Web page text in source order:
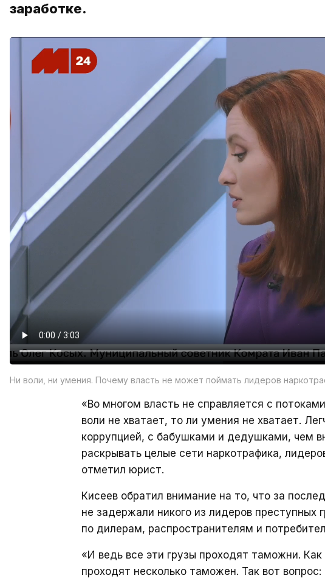
заработке.
Ни воли, ни умения. Почему власть не может поймать лидеров
«Во многом власть не справляется с
воли не хватает, то ли умения не хватает.
коррупцией, с бабушками и дедушками, чем
раскрывать целые сети наркотрафика,
отметил юрист.
Кисеев обратил внимание на то, что за
не задержали никого из лидеров преступных
по дилерам, распространителям и
«И ведь все эти грузы проходят таможни.
проходят несколько таможен. Так вот